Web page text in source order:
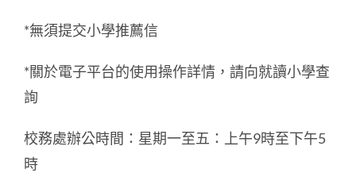
*無須提交小學推薦信
*關於電子平台的使用操作詳情，請向就讀小學查
詢
校務處辦公時間：星期一至五：上午9時至下午5
時